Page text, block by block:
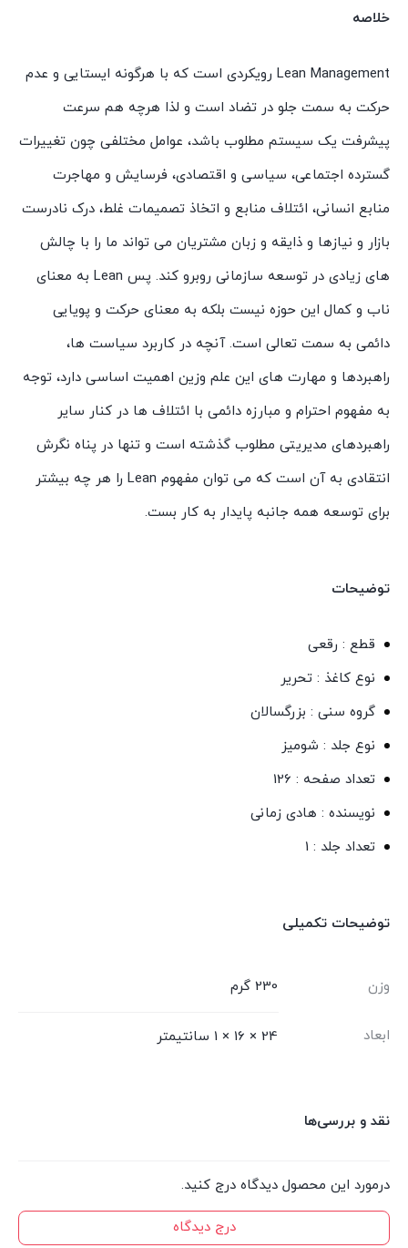
ناب
هادی
انتشارات
سیمای
شرق
عدد
خلاصه
Lean Management رویکردی است که با هرگونه ایستایی و عدم
حرکت به سمت جلو در تضاد است و لذا هرچه هم سرعت
پیشرفت یک سیستم مطلوب باشد، عوامل مختلفی چون تغییرات
گسترده اجتماعی، سیاسی و اقتصادی، فرسایش و مهاجرت
منابع انسانی، ائتلاف منابع و اتخاذ تصمیمات غلط، درک نادرست
بازار و نیازها و ذایقه و زبان مشتریان می تواند ما را با چالش
های زیادی در توسعه سازمانی روبرو کند. پس Lean به معنای
ناب و کمال این حوزه نیست بلکه به معنای حرکت و پویایی
دائمی به سمت تعالی است. آنچه در کاربرد سیاست ها،
راهبردها و مهارت های این علم وزین اهمیت اساسی دارد، توجه
به مفهوم احترام و مبارزه دائمی با ائتلاف ها در کنار سایر
راهبردهای مدیریتی مطلوب گذشته است و تنها در پناه نگرش
انتقادی به آن است که می توان مفهوم Lean را هر چه بیشتر
برای توسعه همه جانبه پایدار به کار بست.
توضیحات
قطع : رقعی
نوع کاغذ : تحریر
گروه سنی : بزرگسالان
نوع جلد : شومیز
تعداد صفحه : 126
نویسنده : هادی زمانی
تعداد جلد : 1
توضیحات تکمیلی
وزن 230 گرم
ابعاد 24 × 16 × 1 سانتیمتر
نقد و بررسی‌ها
درمورد این محصول دیدگاه درج کنید.
درج دیدگاه